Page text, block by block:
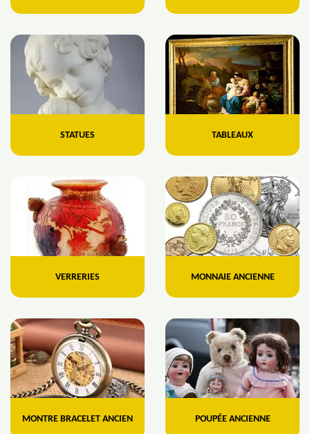
STATUES TABLEAUX
VERRERIES MONNAIE ANCIENNE
MONTRE BRACELET ANCIEN POUPÉE ANCIENNE